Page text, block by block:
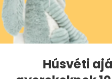
Húsvéti